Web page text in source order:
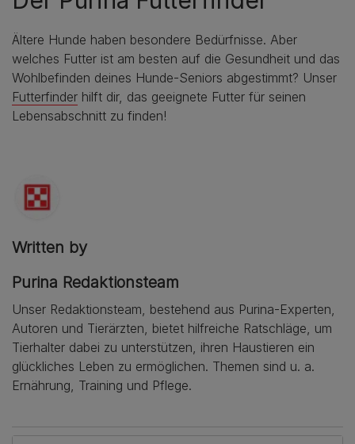
Ältere Hunde haben besondere Bedürfnisse. Aber
welches Futter ist am besten auf die Gesundheit und das
Wohlbefinden deines Hunde-Seniors abgestimmt? Unser
Futterfinder hilft dir, das geeignete Futter für seinen
Lebensabschnitt zu finden!
Written by
Purina Redaktionsteam
Unser Redaktionsteam, bestehend aus Purina-Experten,
Autoren und Tierärzten, bietet hilfreiche Ratschläge, um
Tierhalter dabei zu unterstützen, ihren Haustieren ein
glückliches Leben zu ermöglichen. Themen sind u. a.
Ernährung, Training und Pflege.